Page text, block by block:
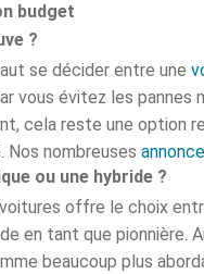
budget
?
se décider entre une
vous évitez les pannes
cela reste une option
Nos nombreuses
ou une hybride ?
offre le choix
en tant que pionnière.
beaucoup plus